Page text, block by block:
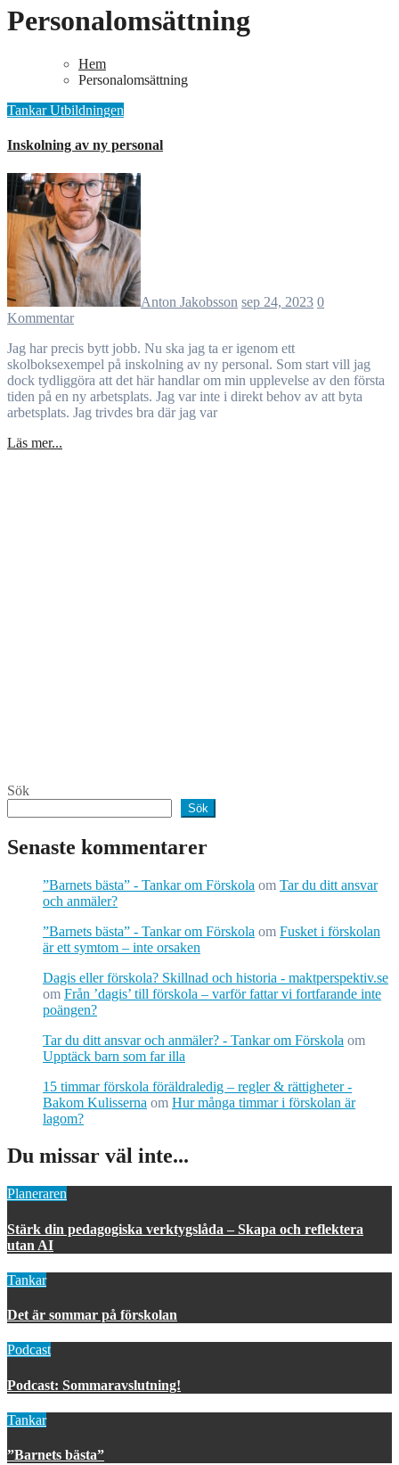
Personalomsättning
Hem
Personalomsättning
TankarUtbildningen
Inskolning av ny personal
Anton Jakobsson sep 24, 2023 0
Kommentar
Jag har precis bytt jobb. Nu ska jag ta er igenom ett
skolboksexempel på inskolning av ny personal. Som start vill jag
dock tydliggöra att det här handlar om min upplevelse av den första
tiden på en ny arbetsplats. Jag var inte i direkt behov av att byta
arbetsplats. Jag trivdes bra där jag var
Läs mer...
Sök
Sök
Senaste kommentarer
”Barnets bästa” - Tankar om Förskola om Tar du ditt ansvar
och anmäler?
”Barnets bästa” - Tankar om Förskola om Fusket i förskolan
är ett symtom – inte orsaken
Dagis eller förskola? Skillnad och historia - maktperspektiv.se
om Från ’dagis’ till förskola – varför fattar vi fortfarande inte
poängen?
Tar du ditt ansvar och anmäler? - Tankar om Förskola om
Upptäck barn som far illa
15 timmar förskola föräldraledig – regler & rättigheter -
Bakom Kulisserna om Hur många timmar i förskolan är
lagom?
Du missar väl inte...
Planeraren
Stärk din pedagogiska verktygslåda – Skapa och reflektera
utan AI
Tankar
Det är sommar på förskolan
Podcast
Podcast: Sommaravslutning!
Tankar
”Barnets bästa”